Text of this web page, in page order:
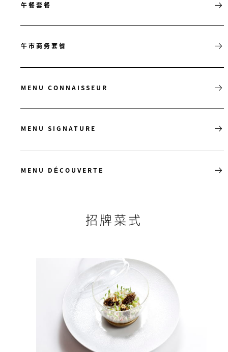
午餐套餐
午市商务套餐
MENU CONNAISSEUR
MENU SIGNATURE
MENU DÉCOUVERTE
招牌菜式